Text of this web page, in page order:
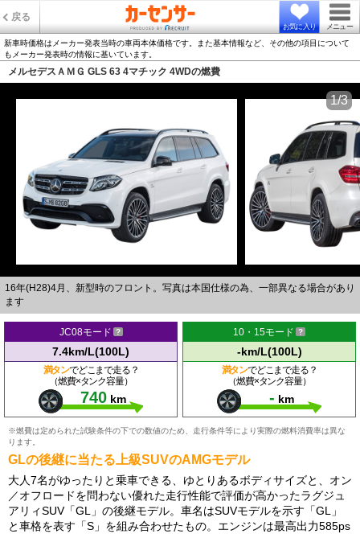
戻る
お気に入り メニュー
新車時価格はメーカー発表当時の車両本体価格です。また基本情報など、その他の項目について
もメーカー発表時の情報に基いています。
メルセデスＡＭＧ GLS 63 4マチック 4WDの燃費
16年(H28)4月、新型時のフロント。写真は本国仕様の為、一部異なる場合があり
ます
1/3
JC08モード
7.4km/L(100L)
満タンでどこまで走る？
（燃費×タンク容量）
740 km
10・15モード
-km/L(100L)
満タンでどこまで走る？
（燃費×タンク容量）
- km
※燃費は定められた試験条件の下での数値のため、走行条件等により実際の燃料消費率は異な
ります。
GLの後継に当たる上級SUVのAMGモデル
大人7名がゆったりと乗車できる、ゆとりあるボディサイズと、オン
／オフロードを問わない優れた走行性能で評価が高かったラグジュ
アリィSUV「GL」の後継モデル。車名はSUVモデルを示す「GL」
と車格を表す「S」を組み合わせたもの。エンジンは最高出力585ps